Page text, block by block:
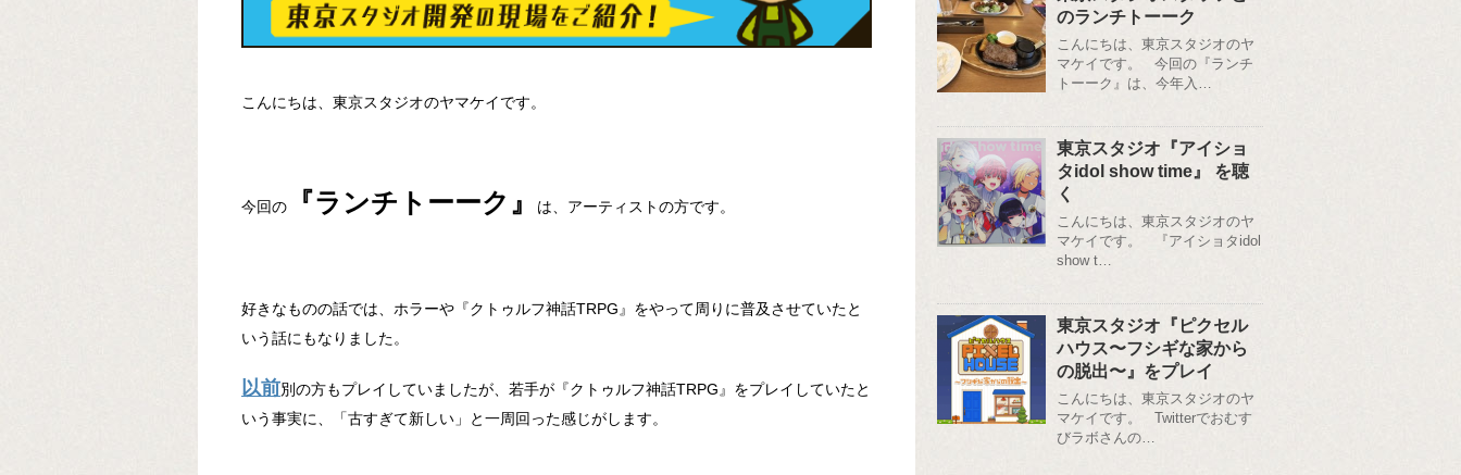
こんにちは、東京スタジオのヤマケイです。
今回の 『ランチトーーク』 は、アーティストの方です。
好きなものの話では、ホラーや『クトゥルフ神話TRPG』をやって周りに普及させていたと
いう話にもなりました。
以前別の方もプレイしていましたが、若手が『クトゥルフ神話TRPG』をプレイしていたと
いう事実に、「古すぎて新しい」と一周回った感じがします。
のランチトーーク
こんにちは、東京スタジオのヤ
マケイです。 今回の『ランチ
トーーク』は、今年入…
東京スタジオ『アイショ
タidol show time』 を聴
く
こんにちは、東京スタジオのヤ
マケイです。 『アイショタidol
show t…
東京スタジオ『ピクセル
ハウス〜フシギな家から
の脱出〜』をプレイ
こんにちは、東京スタジオのヤ
マケイです。 Twitterでおむす
びラボさんの…